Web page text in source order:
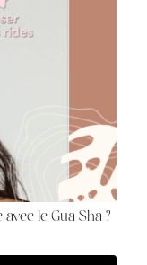
le Gua Sha ?